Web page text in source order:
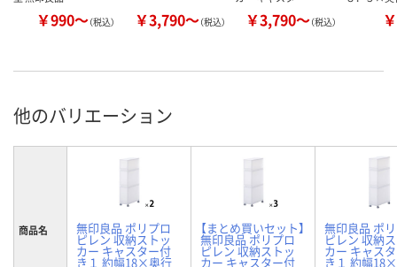
￥990～（税込） ￥3,790～（税込） ￥3,790～（税込）
他のバリエーション
商品名 無印良品 ポリプロ
ピレン 収納ストッ
カー キャスター付
き１ 約幅18×奥行
【まとめ買いセット】
無印良品 ポリプロ
ピレン 収納ストッ
カー キャスター付
無印良品 ポ
ピレン 収納
カー キャス
き１ 約幅